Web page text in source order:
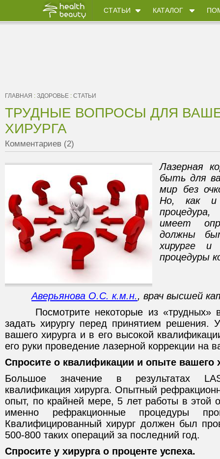
СТАТЬИ КАТАЛОГ
ГЛАВНАЯ : ЗДОРОВЬЕ : СТАТЬИ
ТРУДНЫЕ ВОПРОСЫ ДЛЯ
ХИРУРГА
Комментариев (2)
Лазерная
быть для
мир без
Но, как и
имеет
должны
хирурге и
процедуры
Аверьянова О.С. к.м.н., врач высшей
Посмотрите некоторые из «трудных»
задать хирургу перед принятием решения.
вашего хирурга и в его высокой
его руки проведение лазерной коррекции на
Спросите о квалификации и опыте вашего
Большое значение в результатах
квалификация хирурга. Опытный
опыт, по крайней мере, 5 лет работы в этой
именно рефракционные процедуры
Квалифицированный хирург должен был
500-800 таких операций за последний год.
Спросите у хирурга о проценте успеха.